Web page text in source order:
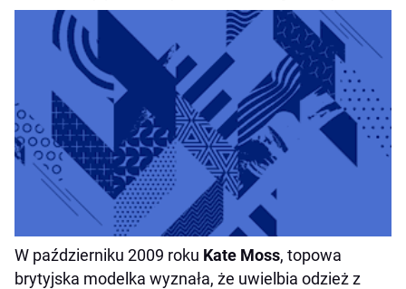
W październiku 2009 roku Kate Moss, topowa
brytyjska modelka wyznała, że uwielbia odzież z